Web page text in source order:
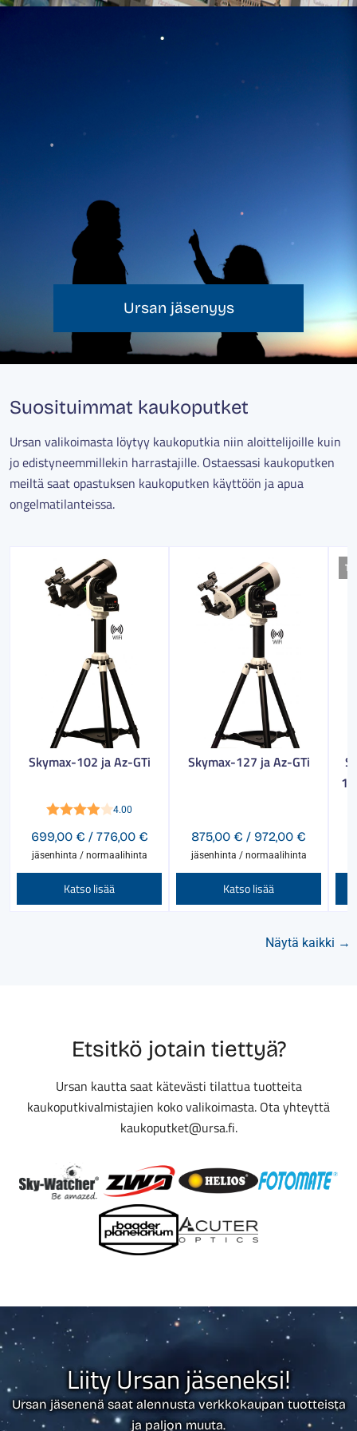
Ursan jäsenyys
Suosituimmat kaukoputket
Ursan valikoimasta löytyy kaukoputkia niin aloittelijoille kuin
jo edistyneemmillekin harrastajille. Ostaessasi kaukoputken
meiltä saat opastuksen kaukoputken käyttöön ja apua
ongelmatilanteissa.
Skymax-102 ja Az-GTi
tuotteesta:
4.00
699,00 € / 776,00 €Hintaluokka:
699,00 €
-
jäsenhinta / normaalihinta
Katso lisää
tuotteella
tuotteen
Skymax-127 ja Az-GTi
875,00 € / 972,00 €
875,00 €
-
jäsenhinta / normaalihinta
Katso lisää
Näytä kaikki →
Etsitkö jotain tiettyä?
Ursan kautta saat kätevästi tilattua tuotteita
kaukoputkivalmistajien koko valikoimasta. Ota yhteyttä
kaukoputket@ursa.fi.
Liity Ursan jäseneksi!
Ursan jäsenenä saat alennusta verkkokaupan tuotteista
ja paljon muuta.